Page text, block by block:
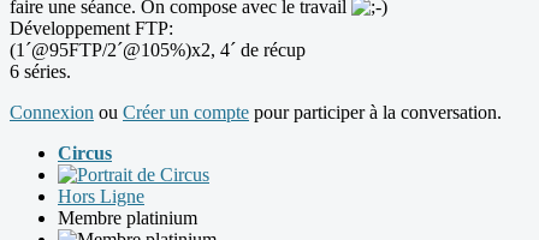
faire une séance. On compose avec le travail
Développement FTP:
(1´@95FTP/2´@105%)x2, 4´ de récup
6 séries.
Connexion ou Créer un compte pour participer à la conversation.
Circus
Hors Ligne
Membre platinium